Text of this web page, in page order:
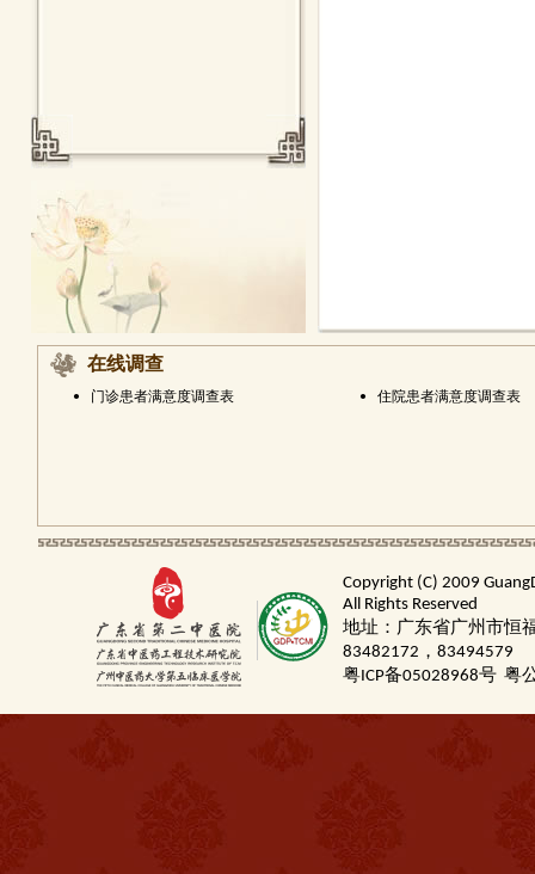
在线调查
• 门诊患者满意度调查表 • 住院患者满意度调查表
Copyright (C) 2009
All Rights Reserved
地址：广东省广州市
83482172，83494579
粤ICP备05028968号 粤